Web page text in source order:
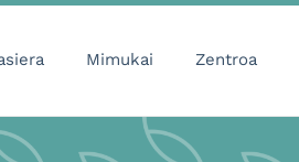
Mimukai Zentroa